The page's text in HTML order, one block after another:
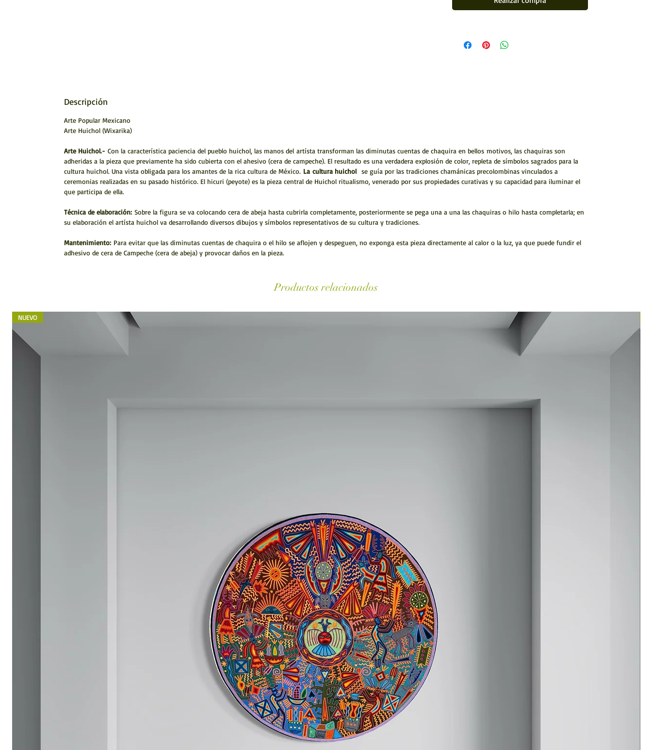
Descripción
Arte Popular Mexicano
Arte Huichol (Wixarika)
Arte Huichol.- Con la característica paciencia del pueblo huichol, las manos del artísta transforman las diminutas cuentas de chaquira en bellos motivos, las chaquiras son
adheridas a la pieza que previamente ha sido cubierta con el ahesivo (cera de campeche). El resultado es una verdadera explosión de color, repleta de símbolos sagrados para la
cultura huichol. Una vista obligada para los amantes de la rica cultura de México. La cultura huichol se guía por las tradiciones chamánicas precolombinas vinculados a
ceremonias realizadas en su pasado histórico. El hicuri (peyote) es la pieza central de Huichol ritualismo, venerado por sus propiedades curativas y su capacidad para iluminar el
que participa de ella.
Técnica de elaboración: Sobre la figura se va colocando cera de abeja hasta cubrirla completamente, posteriormente se pega una a una las chaquiras o hilo hasta completarla; en
su elaboración el artísta huichol va desarrollando diversos dibujos y símbolos representativos de su cultura y tradiciones.
Mantenimiento: Para evitar que las diminutas cuentas de chaquira o el hilo se aflojen y despeguen, no exponga esta pieza directamente al calor o la luz, ya que puede fundir el
adhesivo de cera de Campeche (cera de abeja) y provocar daños en la pieza.
Productos relacionados
NUEVO